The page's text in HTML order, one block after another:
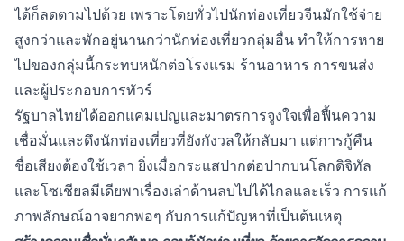
ได้ก็ลดตามไปด้วย เพราะโดยทั่วไปนักท่องเที่ยวจีนมักใช้จ่าย
สูงกว่าและพักอยู่นานกว่านักท่องเที่ยวกลุ่มอื่น ทำให้การหาย
ไปของกลุ่มนี้กระทบหนักต่อโรงแรม ร้านอาหาร การขนส่ง
และผู้ประกอบการทัวร์
รัฐบาลไทยได้ออกแคมเปญและมาตรการจูงใจเพื่อฟื้นความ
เชื่อมั่นและดึงนักท่องเที่ยวที่ยังกังวลให้กลับมา แต่การกู้คืน
ชื่อเสียงต้องใช้เวลา ยิ่งเมื่อกระแสปากต่อปากบนโลกดิจิทัล
และโซเชียลมีเดียพาเรื่องเล่าด้านลบไปได้ไกลและเร็ว การแก้
ภาพลักษณ์อาจยากพอๆ กับการแก้ปัญหาที่เป็นต้นเหตุ